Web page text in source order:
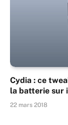
Cydia : ce
la batterie sur
22 mars 2018